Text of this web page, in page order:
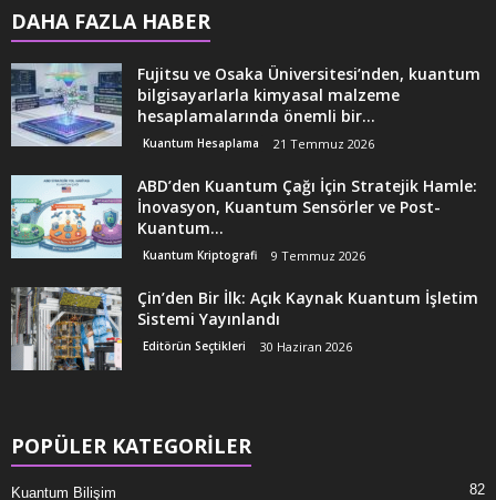
DAHA FAZLA HABER
Fujitsu ve Osaka Üniversitesi’nden, kuantum
bilgisayarlarla kimyasal malzeme
hesaplamalarında önemli bir...
Kuantum Hesaplama 21 Temmuz 2026
ABD’den Kuantum Çağı İçin Stratejik Hamle:
İnovasyon, Kuantum Sensörler ve Post-
Kuantum...
Kuantum Kriptografi 9 Temmuz 2026
Çin’den Bir İlk: Açık Kaynak Kuantum İşletim
Sistemi Yayınlandı
Editörün Seçtikleri 30 Haziran 2026
POPÜLER KATEGORİLER
Kuantum Bilişim 82